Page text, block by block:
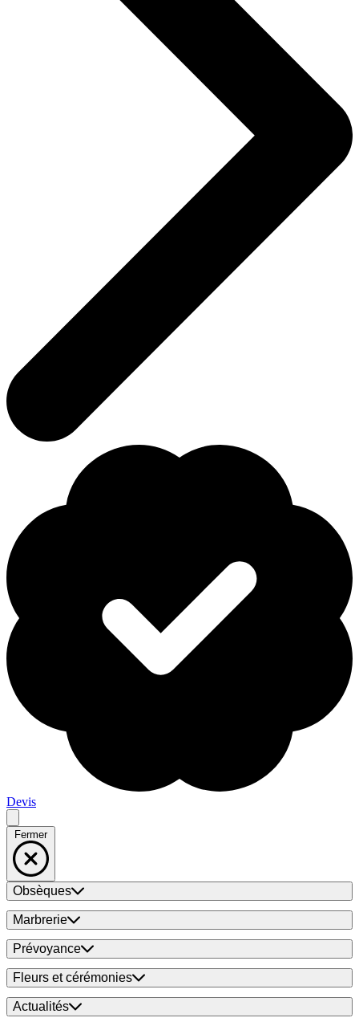
Devis
Fermer
Obsèques
Marbrerie
Prévoyance
Fleurs et cérémonies
Actualités